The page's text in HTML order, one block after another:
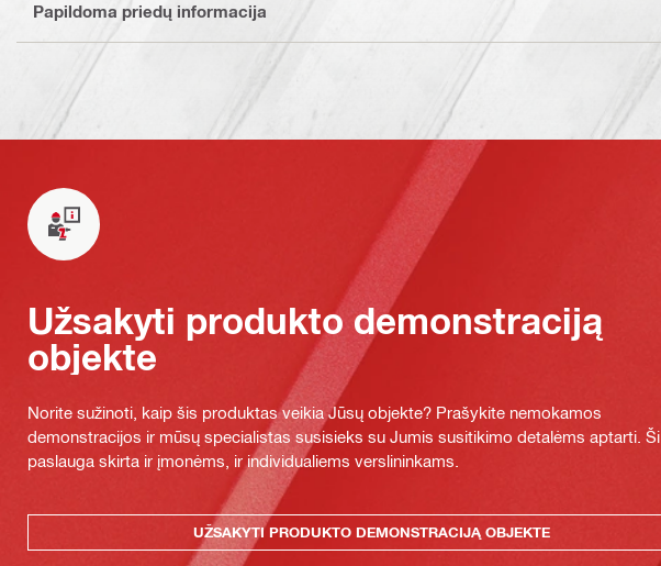
Papildoma priedų informacija
Užsakyti produkto demonstraciją
objekte
Norite sužinoti, kaip šis produktas veikia Jūsų objekte? Prašykite nemokamos
demonstracijos ir mūsų specialistas susisieks su Jumis susitikimo detalėms aptarti. Ši
paslauga skirta ir įmonėms, ir individualiems verslininkams.
UŽSAKYTI PRODUKTO DEMONSTRACIJĄ OBJEKTE